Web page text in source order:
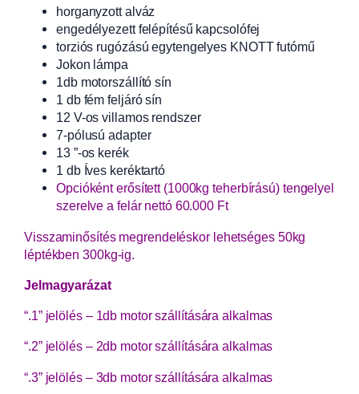
horganyzott alváz
engedélyezett felépítésű kapcsolófej
torziós rugózású egytengelyes KNOTT futómű
Jokon lámpa
1db motorszállító sín
1 db fém feljáró sín
12 V-os villamos rendszer
7-pólusú adapter
13 ”-os kerék
1 db Íves keréktartó
Opcióként erősített (1000kg teherbírású) tengelyel
szerelve a felár nettó 60.000 Ft
Visszaminősítés megrendeléskor lehetséges 50kg
léptékben 300kg-ig.
Jelmagyarázat
“.1” jelölés – 1db motor szállítására alkalmas
“.2” jelölés – 2db motor szállítására alkalmas
“.3” jelölés – 3db motor szállítására alkalmas